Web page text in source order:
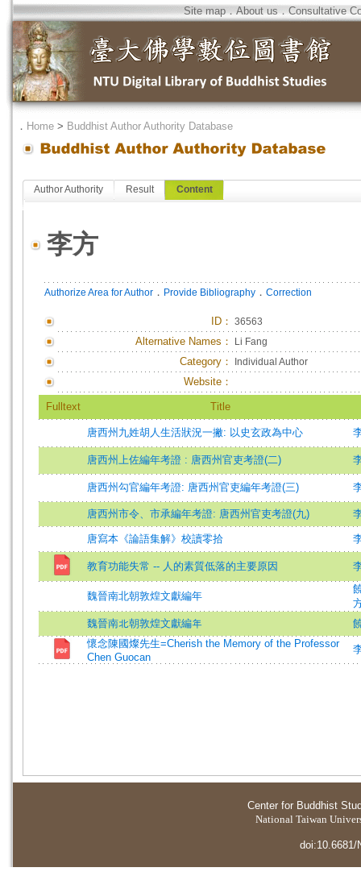
Site map．About us．Consultative
． Home > Buddhist Author Authority Database
Author Authority Result Content
李方
Authorize Area for Author ． Provide Bibliography ． Correction
ID ： 36563
Alternative Names： Li Fang
Category： Individual Author
Website：
Fulltext Title
唐西州九姓胡人生活狀況一撇: 以史玄政為中心
唐西州上佐編年考證 : 唐西州官吏考證(二)
唐西州勾官編年考證: 唐西州官吏編年考證(三)
唐西州市令、市承編年考證: 唐西州官吏考證(九)
唐寫本《論語集解》校讀零拾
教育功能失常 -- 人的素質低落的主要原因
魏晉南北朝敦煌文獻編年
魏晉南北朝敦煌文獻編年
懷念陳國燦先生=Cherish the Memory of the Professor
Chen Guocan
Center for Buddhist
National Taiwan
doi:10.6681/